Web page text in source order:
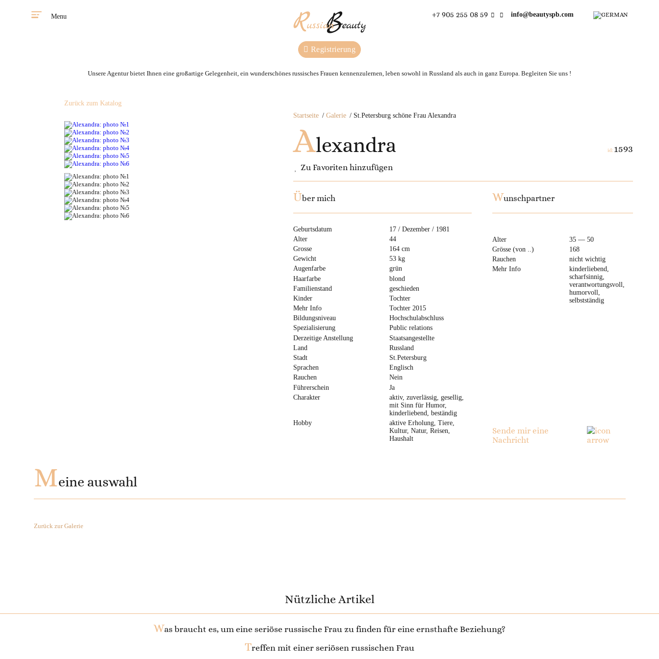
Menu +7 905 255 08 59 info@beautyspb.com
Registrierung
Unsere Agentur bietet Ihnen eine großartige Gelegenheit, ein wunderschönes russisches Frauen kennenzulernen, leben sowohl in Russland als auch in ganz Europa. Begleiten Sie uns !
Startseite Galerie St.Petersburg schöne Frau Alexandra
Alexandra
Zu Favoriten hinzufügen
id: 1593
Zurück zum Katalog
Über mich
Geburtsdatum
17 / Dezember / 1981
Alter
44
Grosse
164 cm
Gewicht
53 kg
Augenfarbe
grün
Haarfarbe
blond
Familienstand
geschieden
Kinder
Tochter
Mehr Info
Tochter 2015
Bildungsniveau
Hochschulabschluss
Spezialisierung
Public relations
Derzeitige Anstellung
Staatsangestellte
Land
Russland
Stadt
St.Petersburg
Sprachen
Englisch
Rauchen
Nein
Führerschein
Ja
Charakter
aktiv, zuverlässig, gesellig,
mit Sinn für Humor,
kinderliebend, beständig
Hobby
aktive Erholung, Tiere,
Kultur, Natur, Reisen,
Haushalt
Wunschpartner
Alter
35 — 50
Grösse (von ..)
168
Rauchen
nicht wichtig
Mehr Info
kinderliebend,
scharfsinnig,
verantwortungsvoll,
humorvoll,
selbstständig
Sende mir eine
Nachricht
Meine auswahl
Zurück zur Galerie
Nützliche Artikel
Was braucht es, um eine seriöse russische Frau zu finden für eine ernsthafte Beziehung?
Treffen mit einer seriösen russischen Frau